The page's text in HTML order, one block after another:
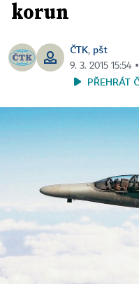
korun
ČTK, pšt
9. 3. 2015 15:54
PŘEHRÁT